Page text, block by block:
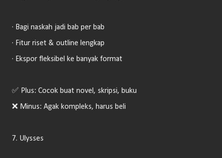
· Bagi naskah jadi bab per bab
· Fitur riset & outline lengkap
· Ekspor fleksibel ke banyak format
✅ Plus: Cocok buat novel, skripsi, buku
❌ Minus: Agak kompleks, harus beli
7. Ulysses